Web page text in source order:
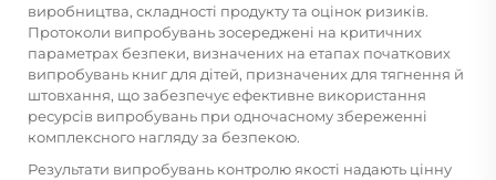
виробництва, складності продукту та оцінок ризиків.
Протоколи випробувань зосереджені на критичних
параметрах безпеки, визначених на етапах початкових
випробувань книг для дітей, призначених для тягнення й
штовхання, що забезпечує ефективне використання
ресурсів випробувань при одночасному збереженні
комплексного нагляду за безпекою.
Результати випробувань контролю якості надають цінну